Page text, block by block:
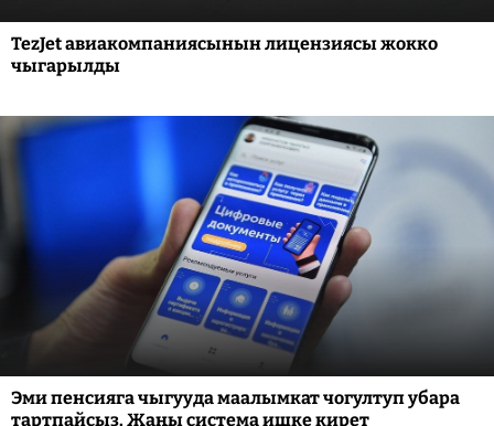
TezJet авиакомпаниясынын лицензиясы жокко
чыгарылды
Эми пенсияга чыгууда маалымкат чогултуп убара
тартпайсыз. Жаңы система ишке кирет